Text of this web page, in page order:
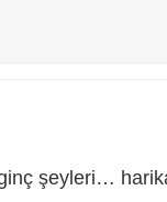
şeyleri…